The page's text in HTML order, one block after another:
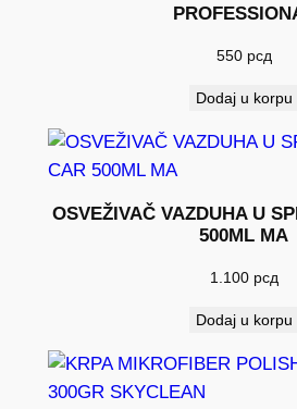
550 рсд
Dodaj u korpu
OSVEŽIVAČ VAZDUHA U
500ML MA
1.100 рсд
Dodaj u korpu